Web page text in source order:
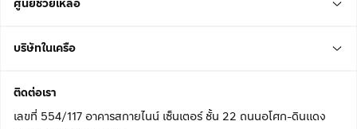
ศูนย์ช่วยเหลือ
บริษัทในเครือ
ติดต่อเรา
เลขที่ 554/117 อาคารสกายไนน์ เซ็นเตอร์ ชั้น 22 ถนนอโศก-ดินแดง